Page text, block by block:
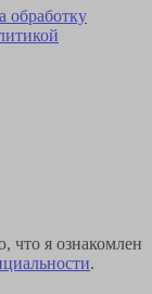
обработку
я ознакомлен
.